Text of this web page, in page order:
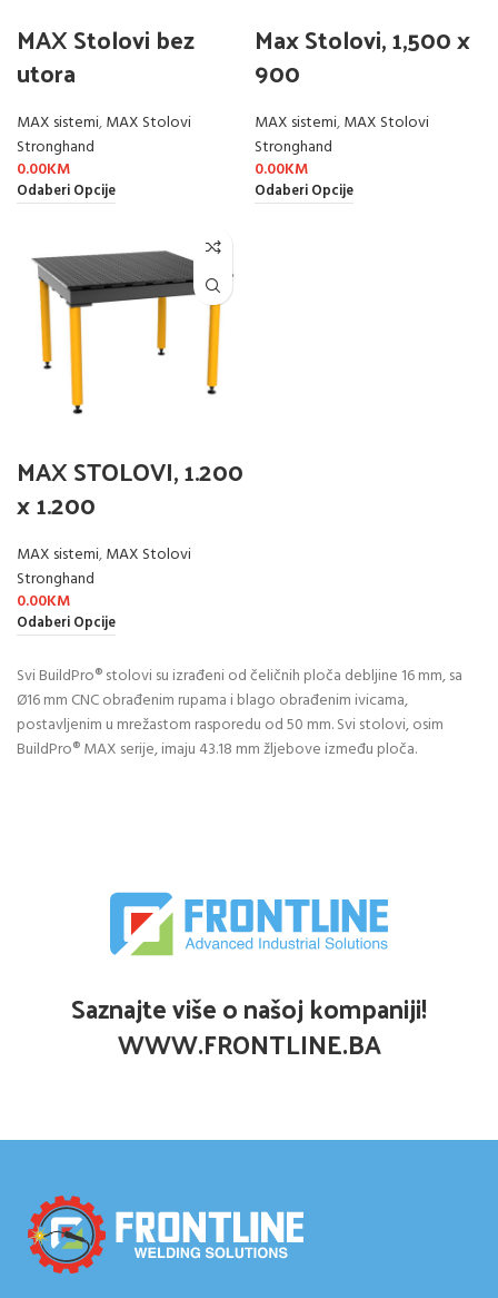
MAX Stolovi bez
utora
MAX sistemi,MAX Stolovi
Stronghand
0.00KM
Odaberi Opcije
Max Stolovi, 1,500 x
900
MAX sistemi,MAX Stolovi
Stronghand
0.00KM
Odaberi Opcije
MAX STOLOVI, 1.200
x 1.200
MAX sistemi,MAX Stolovi
Stronghand
0.00KM
Odaberi Opcije
Svi BuildPro® stolovi su izrađeni od čeličnih ploča debljine 16 mm, sa
Ø16 mm CNC obrađenim rupama i blago obrađenim ivicama,
postavljenim u mrežastom rasporedu od 50 mm. Svi stolovi, osim
BuildPro® MAX serije, imaju 43.18 mm žljebove između ploča.
Saznajte više o našoj kompaniji!
WWW.FRONTLINE.BA